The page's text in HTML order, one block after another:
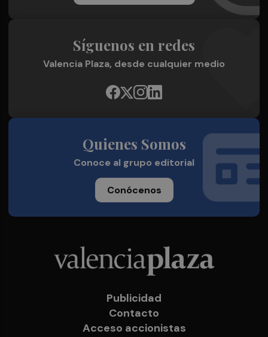
Síguenos en redes
Valencia Plaza, desde cualquier medio
Quienes Somos
Conoce al grupo editorial
Conócenos
Publicidad
Contacto
Acceso accionistas